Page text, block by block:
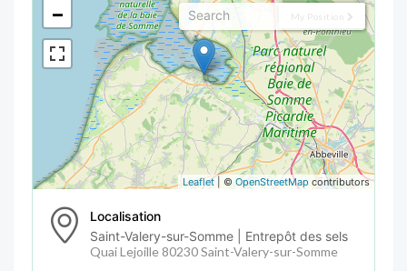
My Position
−
Leaflet| © OpenStreetMap contributors
Localisation
Saint-Valery-sur-Somme | Entrepôt des sels
Quai Lejoille 80230 Saint-Valery-sur-Somme